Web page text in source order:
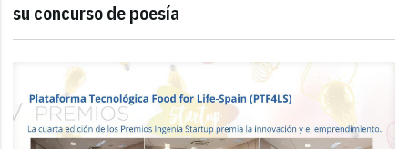
su concurso de poesía